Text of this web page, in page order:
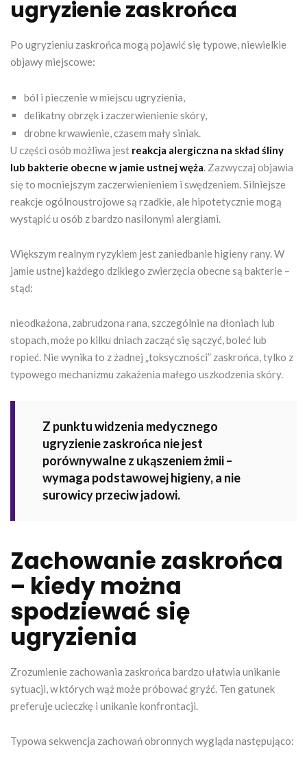
ugryzienie zaskrońca
Po ugryzieniu zaskrońca mogą pojawić się typowe, niewielkie
objawy miejscowe:
ból i pieczenie w miejscu ugryzienia,
delikatny obrzęk i zaczerwienienie skóry,
drobne krwawienie, czasem mały siniak.
U części osób możliwa jest reakcja alergiczna na skład śliny
lub bakterie obecne w jamie ustnej węża. Zazwyczaj objawia
się to mocniejszym zaczerwienieniem i swędzeniem. Silniejsze
reakcje ogólnoustrojowe są rzadkie, ale hipotetycznie mogą
wystąpić u osób z bardzo nasilonymi alergiami.
Większym realnym ryzykiem jest zaniedbanie higieny rany. W
jamie ustnej każdego dzikiego zwierzęcia obecne są bakterie –
stąd:
nieodkażona, zabrudzona rana, szczególnie na dłoniach lub
stopach, może po kilku dniach zacząć się sączyć, boleć lub
ropieć. Nie wynika to z żadnej „toksyczności” zaskrońca, tylko z
typowego mechanizmu zakażenia małego uszkodzenia skóry.
Z punktu widzenia medycznego
ugryzienie zaskrońca nie jest
porównywalne z ukąszeniem żmii –
wymaga podstawowej higieny, a nie
surowicy przeciw jadowi.
Zachowanie zaskrońca
– kiedy można
spodziewać się
ugryzienia
Zrozumienie zachowania zaskrońca bardzo ułatwia unikanie
sytuacji, w których wąż może próbować gryźć. Ten gatunek
preferuje ucieczkę i unikanie konfrontacji.
Typowa sekwencja zachowań obronnych wygląda następująco: